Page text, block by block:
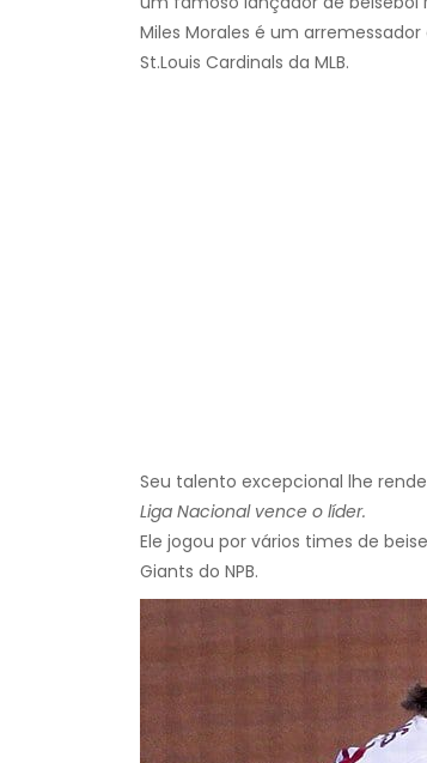
Miles Morales é um
St.Louis Cardinals da MLB.
Seu talento excepcional lhe
Liga Nacional vence o líder.
Ele jogou por vários times de
Giants do NPB.